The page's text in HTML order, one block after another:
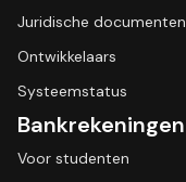
Juridische documenten
Ontwikkelaars
Systeemstatus
Bankrekeningen
Voor studenten